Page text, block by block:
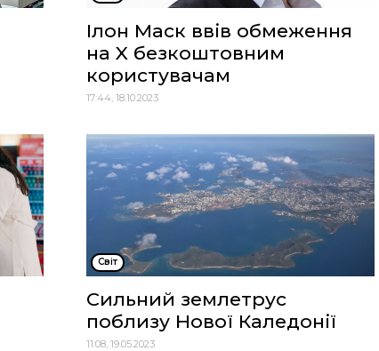
Ілон Маск ввів обмеження
на X безкоштовним
користувачам
17:44, 18.10.2023
Cвіт
Сильний землетрус
поблизу Нової Каледонії
11:08, 19.05.2023